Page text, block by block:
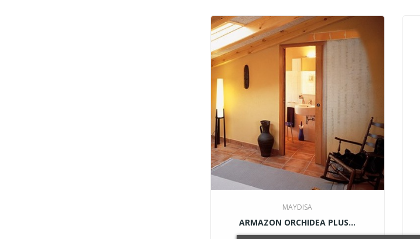
MAYDISA
ARMAZON ORCHIDEA PLUS...